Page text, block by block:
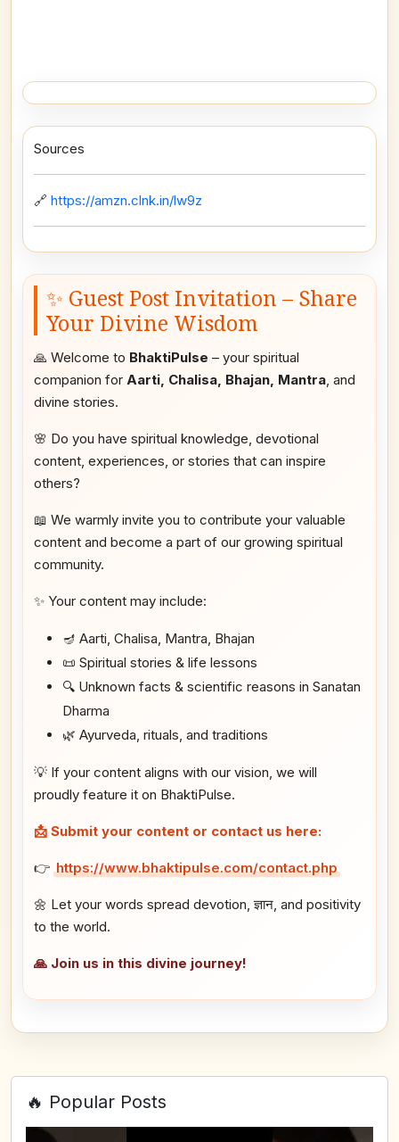
Sources
🔗 https://amzn.clnk.in/lw9z
✨ Guest Post Invitation – Share
Your Divine Wisdom
🙏 Welcome to BhaktiPulse – your spiritual
companion for Aarti, Chalisa, Bhajan, Mantra, and
divine stories.
🌸 Do you have spiritual knowledge, devotional
content, experiences, or stories that can inspire
others?
📖 We warmly invite you to contribute your valuable
content and become a part of our growing spiritual
community.
✨ Your content may include:
🪔 Aarti, Chalisa, Mantra, Bhajan
📜 Spiritual stories & life lessons
🔍 Unknown facts & scientific reasons in Sanatan
Dharma
🌿 Ayurveda, rituals, and traditions
💡 If your content aligns with our vision, we will
proudly feature it on BhaktiPulse.
📩 Submit your content or contact us here:
👉 https://www.bhaktipulse.com/contact.php
🌼 Let your words spread devotion, ज्ञान, and positivity
to the world.
🙏 Join us in this divine journey!
🔥 Popular Posts